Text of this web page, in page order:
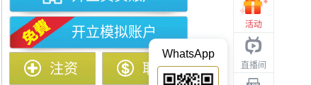
活动
直播间
WhatsApp
开立模拟账户
注资 取款